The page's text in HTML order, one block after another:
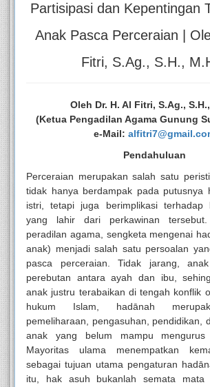
Partisipasi dan Kepentingan
Anak Pasca Perceraian |
Fitri, S.Ag., S.H.,
Oleh Dr. H. Al Fitri, S.Ag.,
(Ketua Pengadilan Agama Gunung
e-Mail:
Pendahuluan
Perceraian merupakan salah satu
tidak hanya berdampak pada putusnya
istri, tetapi juga berimplikasi terhadap
yang lahir dari perkawinan
peradilan agama, sengketa mengenai
anak) menjadi salah satu persoalan
pasca perceraian. Tidak jarang,
perebutan antara ayah dan ibu,
anak justru terabaikan di tengah konflik
hukum Islam, hadānah
pemeliharaan, pengasuhan, pendidikan,
anak yang belum mampu mengurus
Mayoritas ulama menempatkan
sebagai tujuan utama pengaturan
itu, hak asuh bukanlah semata mata